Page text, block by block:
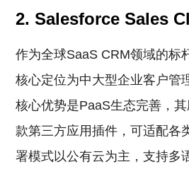
2. Salesforce Sales
作为全球SaaS CRM领域的标
核心定位为中大型企业客户管
核心优势是PaaS生态完善，
款第三方应用插件，可适配各
署模式以公有云为主，支持多